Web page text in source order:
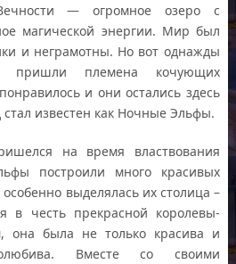
— огромное озеро с
магической энергии. Мир был
и неграмотны. Но вот однажды
пришли племена кочующих
и они остались здесь
известен как Ночные Эльфы.
на время властвования
построили много красивых
выделялась их столица –
в честь прекрасной королевы-
она была не только красива и
Вместе со своими